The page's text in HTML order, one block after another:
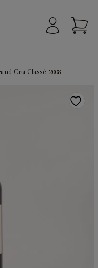
Cru Classé 2008